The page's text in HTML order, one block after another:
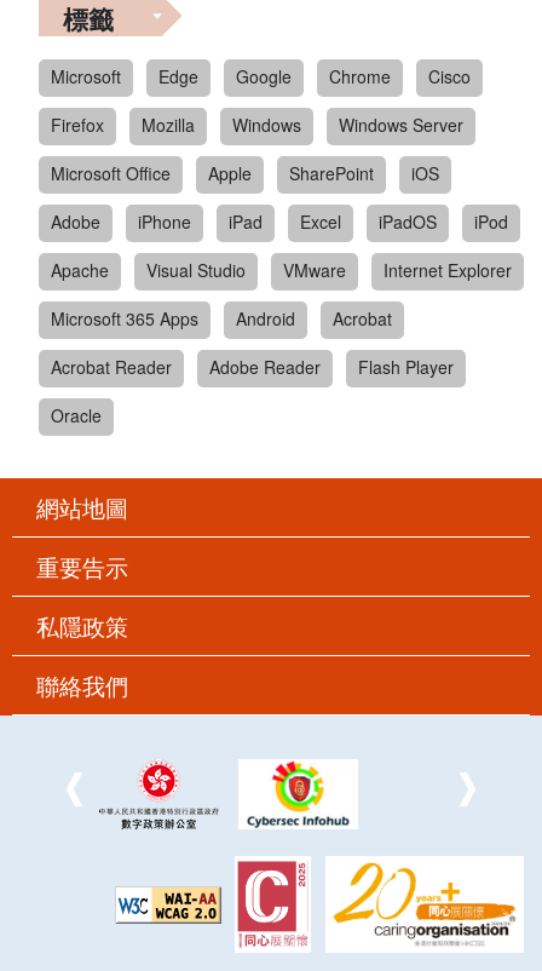
標籤
Microsoft Edge Google Chrome
Cisco
Firefox
Mozilla Windows
Windows Server
Microsoft Office
Apple SharePoint
iOS
Adobe
iPhone iPad Excel iPadOS
iPod
Apache
Visual Studio VMware
Internet Explorer
Microsoft 365 Apps
Android
Acrobat
Acrobat Reader
Adobe Reader
Flash Player
Oracle
網站地圖
重要告示
私隱政策
聯絡我們